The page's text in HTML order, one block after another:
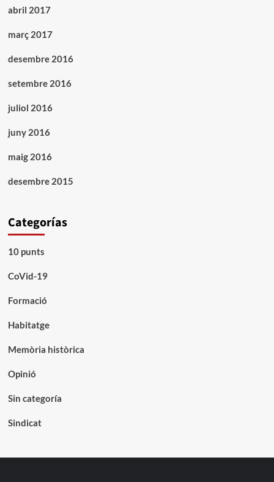
abril 2017
març 2017
desembre 2016
setembre 2016
juliol 2016
juny 2016
maig 2016
desembre 2015
Categorías
10 punts
CoVid-19
Formació
Habitatge
Memòria històrica
Opinió
Sin categoría
Sindicat